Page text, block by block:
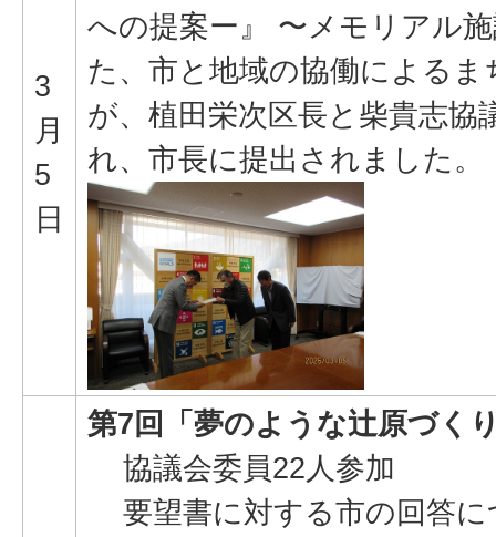
3
月
5
日
への提案ー』 〜メモリアル
た、市と地域の協働による
が、植田栄次区長と柴貴志協
れ、市長に提出されました。
第7回「夢のような辻原づく
協議会委員22人参加
要望書に対する市の回答に